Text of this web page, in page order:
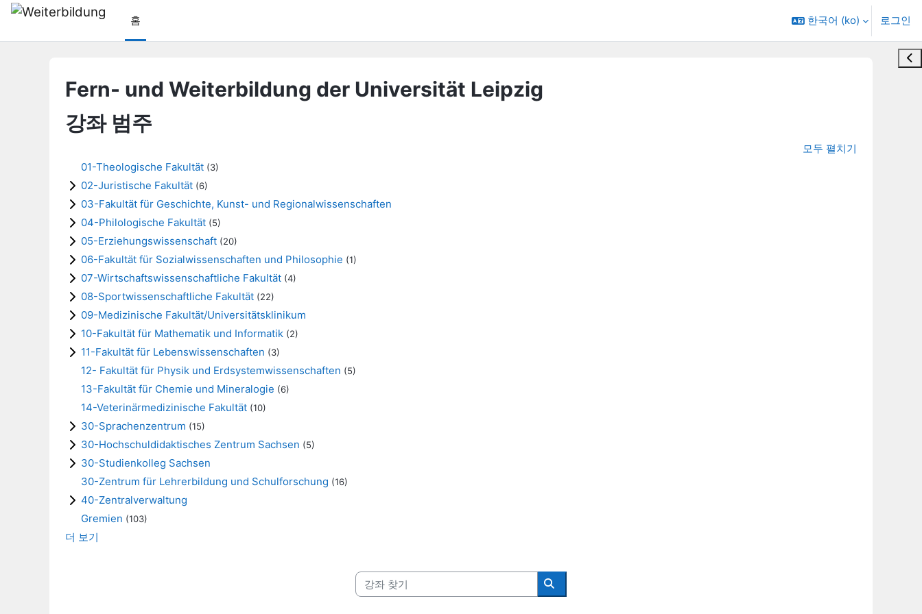
메인 콘텐츠로 건너뛰기
홈
한국어 ‎(ko)‎ 로그인
블
Fern- und Weiterbildung der Universität Leipzig
강좌 범주
모두 펼치기
01-Theologische Fakultät (3)
02-Juristische Fakultät (6)
03-Fakultät für Geschichte, Kunst- und Regionalwissenschaften
04-Philologische Fakultät (5)
05-Erziehungswissenschaft (20)
06-Fakultät für Sozialwissenschaften und Philosophie (1)
07-Wirtschaftswissenschaftliche Fakultät (4)
08-Sportwissenschaftliche Fakultät (22)
09-Medizinische Fakultät/Universitätsklinikum
10-Fakultät für Mathematik und Informatik (2)
11-Fakultät für Lebenswissenschaften (3)
12- Fakultät für Physik und Erdsystemwissenschaften (5)
13-Fakultät für Chemie und Mineralogie (6)
14-Veterinärmedizinische Fakultät (10)
30-Sprachenzentrum (15)
30-Hochschuldidaktisches Zentrum Sachsen (5)
30-Studienkolleg Sachsen
30-Zentrum für Lehrerbildung und Schulforschung (16)
40-Zentralverwaltung
Gremien (103)
더 보기
강좌 찾기
강좌 찾기